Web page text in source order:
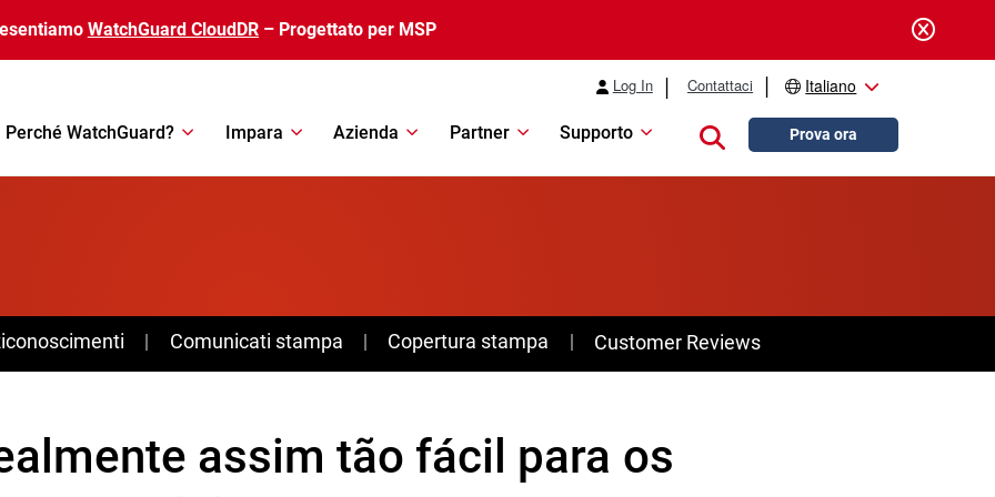
WatchGuard CloudDR – Progettato per MSP
Log In Contattaci Italiano
Perché WatchGuard? Impara Azienda Partner Supporto Close searchProva ora
Comunicati stampa Copertura stampa Customer Reviews
assim tão fácil para os